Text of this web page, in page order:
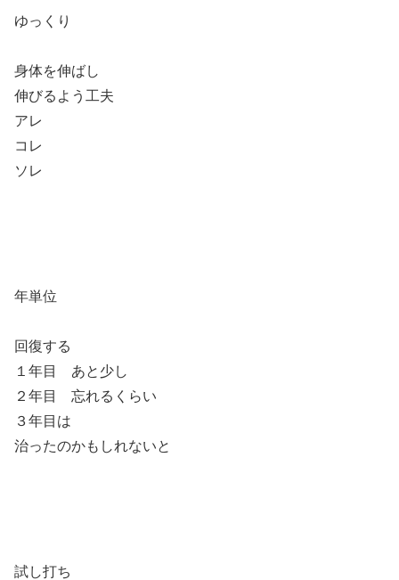
ゆっくり
身体を伸ばし
伸びるよう工夫
アレ
コレ
ソレ
年単位
回復する
１年目 あと少し
２年目 忘れるくらい
３年目は
治ったのかもしれないと
試し打ち